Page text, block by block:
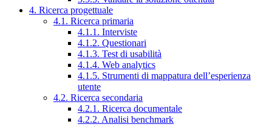
4. Ricerca progettuale
4.1. Ricerca primaria
4.1.1. Interviste
4.1.2. Questionari
4.1.3. Test di usabilità
4.1.4. Web analytics
4.1.5. Strumenti di mappatura dell’esperienza
utente
4.2. Ricerca secondaria
4.2.1. Ricerca documentale
4.2.2. Analisi benchmark